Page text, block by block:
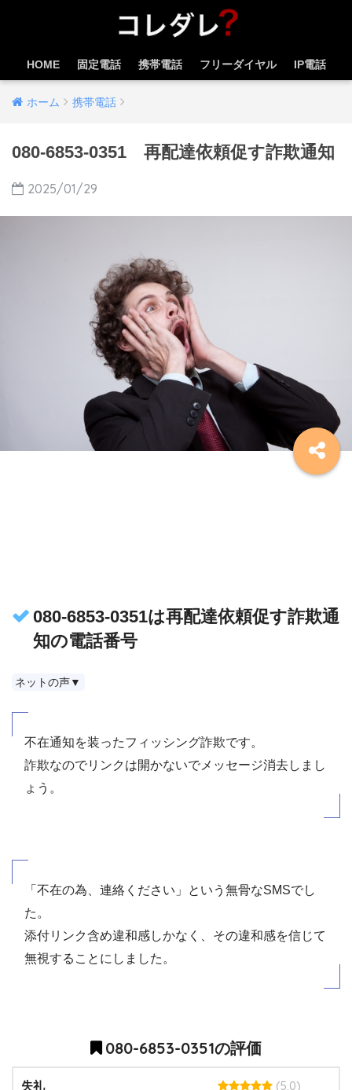
HOME 固定電話 携帯電話 フリーダイヤル IP電話
ホーム 携帯電話
080-6853-0351 再配達依頼促す詐欺通知
2025/01/29
080-6853-0351は再配達依頼促す詐欺通
知の電話番号
ネットの声▼
不在通知を装ったフィッシング詐欺です。
詐欺なのでリンクは開かないでメッセージ消去しまし
ょう。
「不在の為、連絡ください」という無骨なSMSでし
た。
添付リンク含め違和感しかなく、その違和感を信じて
無視することにしました。
080-6853-0351の評価
失礼 (5.0)